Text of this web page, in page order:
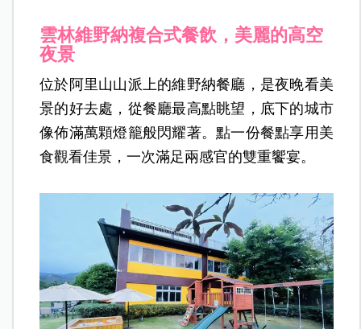
雲林維野納複合式餐飲，美麗的高空
夜景
位於阿里山山派上的維野納餐廳，是夜晚看美
景的好去處，從餐廳最高點眺望，底下的城市
像佈滿萬顆燈籠般閃耀著。點一份餐點享用美
食觀看佳景，一次滿足兩感官的雙重饗宴。